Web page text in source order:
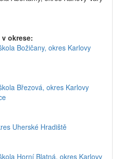
okrese:
Božičany, okres Karlovy
Březová, okres Karlovy
Uherské Hradiště
Horní Blatná, okres Karlovy